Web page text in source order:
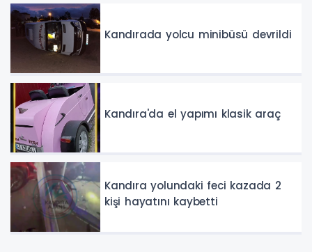
Kandırada yolcu minibüsü devrildi
Kandıra'da el yapımı klasik araç
Kandıra yolundaki feci kazada 2
kişi hayatını kaybetti